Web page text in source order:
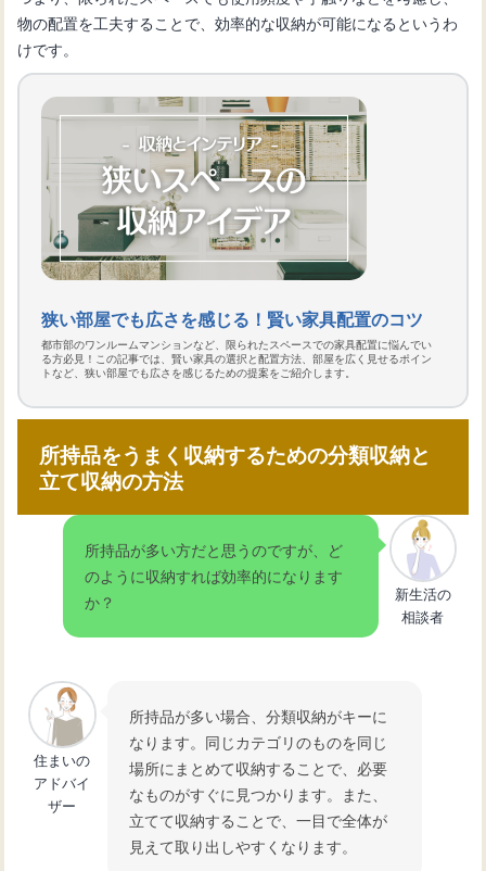
物の配置を工夫することで、効率的な収納が可能になるというわ
けです。
狭い部屋でも広さを感じる！賢い家具配置のコツ
都市部のワンルームマンションなど、限られたスペースでの家具配置に悩んでい
る方必見！この記事では、賢い家具の選択と配置方法、部屋を広く見せるポイン
トなど、狭い部屋でも広さを感じるための提案をご紹介します。
所持品をうまく収納するための分類収納と
立て収納の方法
所持品が多い方だと思うのですが、ど
のように収納すれば効率的になります
か？
新生活の
相談者
住まいの
アドバイ
ザー
所持品が多い場合、分類収納がキーに
なります。同じカテゴリのものを同じ
場所にまとめて収納することで、必要
なものがすぐに見つかります。また、
立てて収納することで、一目で全体が
見えて取り出しやすくなります。